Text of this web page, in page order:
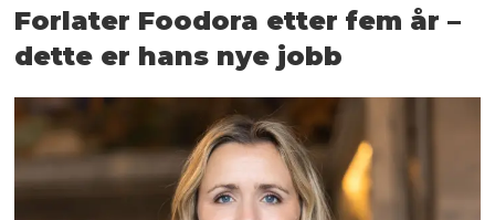
Forlater Foodora etter fem år –
dette er hans nye jobb